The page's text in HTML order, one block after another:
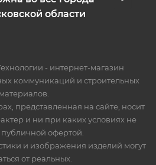
области
- интернет-магазин
коммуникаций и строительных
материалов.
представленная на сайте, носит
и ни при каких условиях не
публичной офертой.
и изображения изделий могут
от реальных.